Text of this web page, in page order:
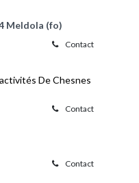
Meldola (fo)
Contact
De Chesnes
Contact
Contact